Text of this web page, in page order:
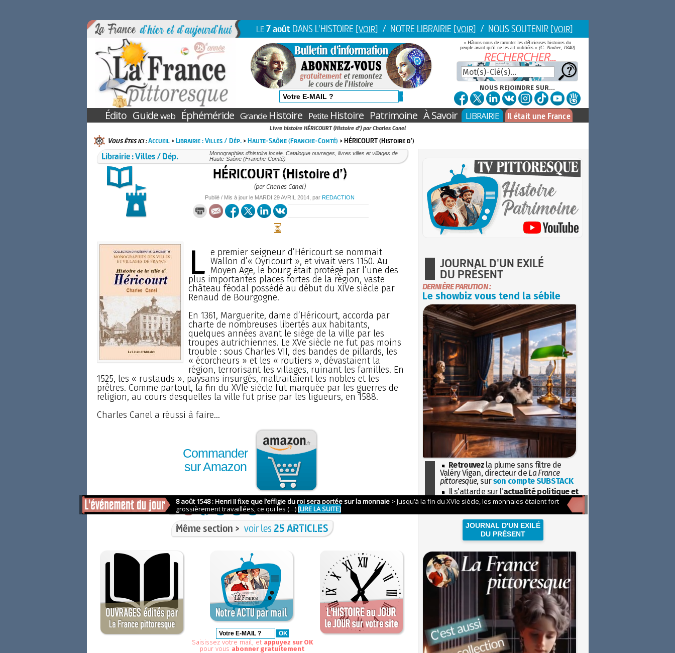
LE7 août DANS L'HISTOIRE [VOIR] / NOTRE LIBRAIRIE [VOIR] / NOUS SOUTENIR [VOIR]
« Hâtons-nous de raconter les délicieuses histoires du
peuple avant qu'il ne les ait oubliées » (C. Nodier, 1840)
NOUS REJOINDRE SUR...
Édito Guideweb Éphéméride GrandeHistoire PetiteHistoire Patrimoine À Savoir LIBRAIRIE Il était une France
Livre histoire HÉRICOURT (Histoire d') par Charles Canel
Vous êtes ici :Accueil>Librairie : Villes / Dép.>Haute-Saône (Franche-Comté) > HÉRICOURT (Histoire d')
Librairie : Villes / Dép.
Monographies d’histoire locale. Catalogue ouvrages, livres villes et villages de
Haute-Saône (Franche-Comté)
HÉRICOURT (Histoire d’)
(par Charles Canel)
Publié / Mis à jour le MARDI 29 AVRIL 2014 , par REDACTION
L e premier seigneur d’Héricourt se nommait
Wallon d’« Oyricourt », et vivait vers 1150. Au
Moyen Age, le bourg était protégé par l’une des
plus importantes places fortes de la région, vaste
château féodal possédé au début du XIVe siècle par
Renaud de Bourgogne.
En 1361, Marguerite, dame d’Héricourt, accorda par
charte de nombreuses libertés aux habitants,
quelques années avant le siège de la ville par les
troupes autrichiennes. Le XVe siècle ne fut pas moins
trouble : sous Charles VII, des bandes de pillards, les
« écorcheurs » et les « routiers », dévastaient la
région, terrorisant les villages, ruinant les familles. En
1525, les « rustauds », paysans insurgés, maltraitaient les nobles et les
prêtres. Comme partout, la fin du XVIe siècle fut marquée par les guerres de
religion, au cours desquelles la ville fut prise par les ligueurs, en 1588.
Charles Canel a réussi à faire...
Commander
sur Amazon
Même section > voir les25 ARTICLES
Saisissez votre mail, et appuyez sur OK
pour vous abonner gratuitement
JOURNAL D'UN EXILÉ
DU PRÉSENT
DERNIÈRE PARUTION :
Le showbiz vous tend la sébile
Retrouvez la plume sans filtre de
Valéry Vigan, directeur de La France
pittoresque, surson compte SUBSTACK
Il s'attarde sur l'actualité politique et
sociétaleavec la hauteur de vue de
JOURNAL D'UN EXILÉ
DU PRÉSENT